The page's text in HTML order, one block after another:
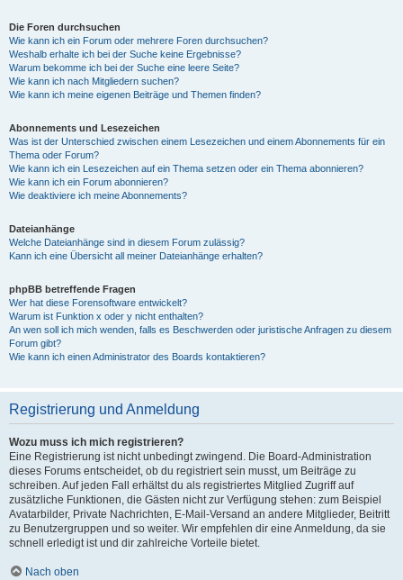
Die Foren durchsuchen
Wie kann ich ein Forum oder mehrere Foren durchsuchen?
Weshalb erhalte ich bei der Suche keine Ergebnisse?
Warum bekomme ich bei der Suche eine leere Seite?
Wie kann ich nach Mitgliedern suchen?
Wie kann ich meine eigenen Beiträge und Themen finden?
Abonnements und Lesezeichen
Was ist der Unterschied zwischen einem Lesezeichen und einem Abonnements für ein
Thema oder Forum?
Wie kann ich ein Lesezeichen auf ein Thema setzen oder ein Thema abonnieren?
Wie kann ich ein Forum abonnieren?
Wie deaktiviere ich meine Abonnements?
Dateianhänge
Welche Dateianhänge sind in diesem Forum zulässig?
Kann ich eine Übersicht all meiner Dateianhänge erhalten?
phpBB betreffende Fragen
Wer hat diese Forensoftware entwickelt?
Warum ist Funktion x oder y nicht enthalten?
An wen soll ich mich wenden, falls es Beschwerden oder juristische Anfragen zu diesem
Forum gibt?
Wie kann ich einen Administrator des Boards kontaktieren?
Registrierung und Anmeldung
Wozu muss ich mich registrieren?
Eine Registrierung ist nicht unbedingt zwingend. Die Board-Administration
dieses Forums entscheidet, ob du registriert sein musst, um Beiträge zu
schreiben. Auf jeden Fall erhältst du als registriertes Mitglied Zugriff auf
zusätzliche Funktionen, die Gästen nicht zur Verfügung stehen: zum Beispiel
Avatarbilder, Private Nachrichten, E-Mail-Versand an andere Mitglieder, Beitritt
zu Benutzergruppen und so weiter. Wir empfehlen dir eine Anmeldung, da sie
schnell erledigt ist und dir zahlreiche Vorteile bietet.
Nach oben